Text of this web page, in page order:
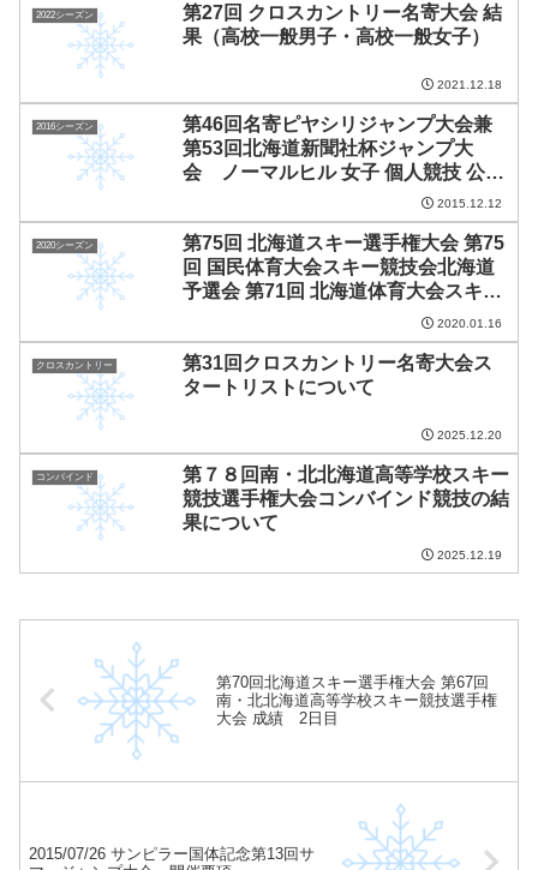
2022シーズン
第27回 クロスカントリー名寄大会 結
果（高校一般男子・高校一般女子）
2021.12.18
2016シーズン
第46回名寄ピヤシリジャンプ大会兼
第53回北海道新聞社杯ジャンプ大
会 ノーマルヒル 女子 個人競技 公式
2015.12.12
2020シーズン
第75回 北海道スキー選手権大会 第75
回 国民体育大会スキー競技会北海道
予選会 第71回 北海道体育大会スキー
競技会 第98回 全日本スキー選手権大
会北海道予選会 ノルディック競技
（クロスカントリー種目）フリー 結
果
2020.01.16
クロスカントリー
第31回クロスカントリー名寄大会ス
タートリストについて
2025.12.20
コンバインド
第７８回南・北北海道高等学校スキー
競技選手権大会コンバインド競技の結
果について
2025.12.19
第70回北海道スキー選手権大会 第67回
南・北北海道高等学校スキー競技選手権
大会 成績 2日目
2015/07/26 サンピラー国体記念第13回サ